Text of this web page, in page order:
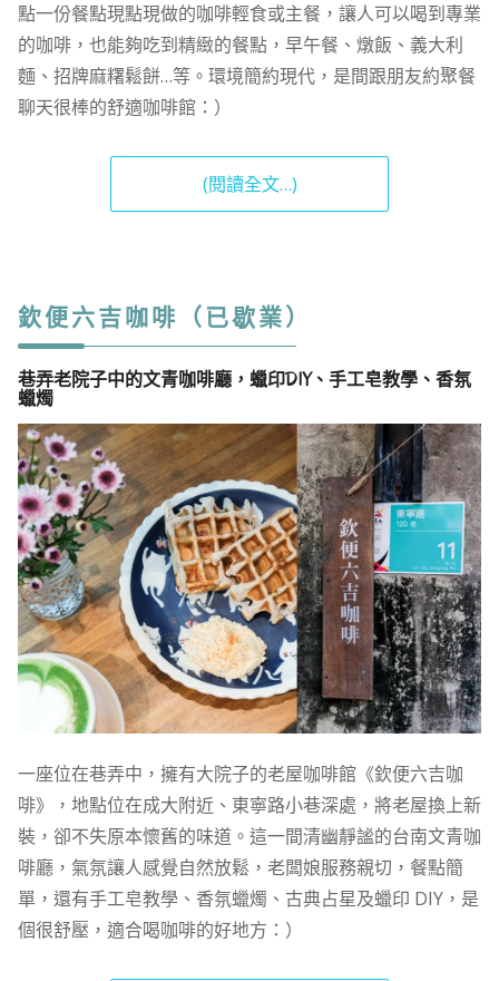
點一份餐點現點現做的咖啡輕食或主餐，讓人可以喝到專業
的咖啡，也能夠吃到精緻的餐點，早午餐、燉飯、義大利
麵、招牌麻糬鬆餅…等。環境簡約現代，是間跟朋友約聚餐
聊天很棒的舒適咖啡館：）
(閱讀全文…)
欽便六吉咖啡 （已歇業）
巷弄老院子中的文青咖啡廳，蠟印DIY、手工皂教學、香氛
蠟燭
一座位在巷弄中，擁有大院子的老屋咖啡館《欽便六吉咖
啡》，地點位在成大附近、東寧路小巷深處，將老屋換上新
裝，卻不失原本懷舊的味道。這一間清幽靜謐的台南文青咖
啡廳，氣氛讓人感覺自然放鬆，老闆娘服務親切，餐點簡
單，還有手工皂教學、香氛蠟燭、古典占星及蠟印 DIY，是
個很舒壓，適合喝咖啡的好地方：）